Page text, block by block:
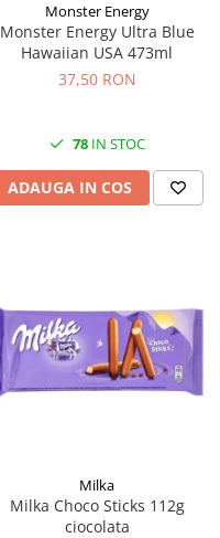
Monster Energy
Monster Energy Ultra Blue
Hawaiian USA 473ml
37,50 RON
78IN STOC
ADAUGA IN COS
Milka
Milka Choco Sticks 112g
ciocolata